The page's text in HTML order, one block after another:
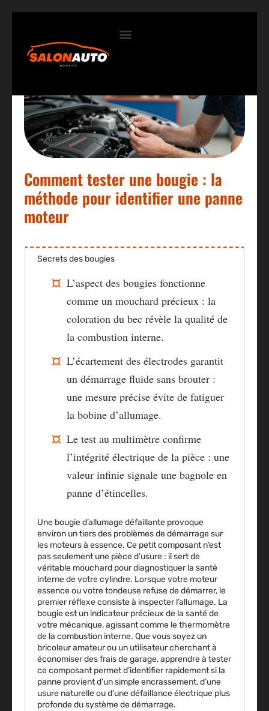
Comment tester une bougie : la
méthode pour identifier une panne
moteur
Secrets des bougies
L’aspect des bougies fonctionne
comme un mouchard précieux : la
coloration du bec révèle la qualité de
la combustion interne.
L’écartement des électrodes garantit
un démarrage fluide sans brouter :
une mesure précise évite de fatiguer
la bobine d’allumage.
Le test au multimètre confirme
l’intégrité électrique de la pièce : une
valeur infinie signale une bagnole en
panne d’étincelles.
Une bougie d’allumage défaillante provoque
environ un tiers des problèmes de démarrage sur
les moteurs à essence. Ce petit composant n’est
pas seulement une pièce d’usure : il sert de
véritable mouchard pour diagnostiquer la santé
interne de votre cylindre. Lorsque votre moteur
essence ou votre tondeuse refuse de démarrer, le
premier réflexe consiste à inspecter l’allumage. La
bougie est un indicateur précieux de la santé de
votre mécanique, agissant comme le thermomètre
de la combustion interne. Que vous soyez un
bricoleur amateur ou un utilisateur cherchant à
économiser des frais de garage, apprendre à tester
ce composant permet d’identifier rapidement si la
panne provient d’un simple encrassement, d’une
usure naturelle ou d’une défaillance électrique plus
profonde du système de démarrage.